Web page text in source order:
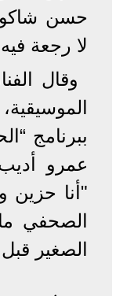
حسن
لا رجعة
وقال
ببرنامج
عمرو
"أنا حزين
الصحفي
الصغير قبل